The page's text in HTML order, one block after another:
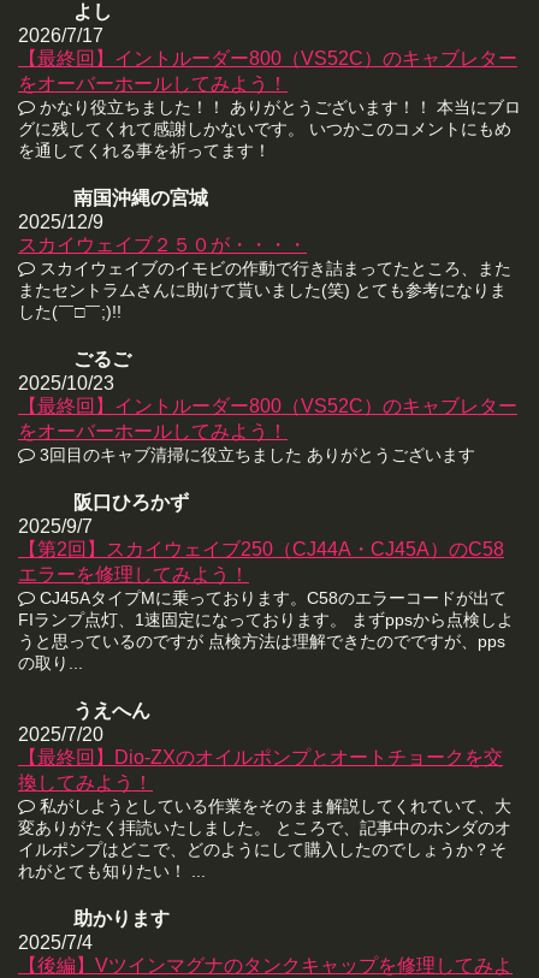
よし
2026/7/17
【最終回】イントルーダー800（VS52C）のキャブレター
をオーバーホールしてみよう！
かなり役立ちました！！ ありがとうございます！！ 本当にブロ
グに残してくれて感謝しかないです。 いつかこのコメントにもめ
を通してくれる事を祈ってます！
南国沖縄の宮城
2025/12/9
スカイウェイブ２５０が・・・・
スカイウェイブのイモビの作動で行き詰まってたところ、また
またセントラムさんに助けて貰いました(笑) とても参考になりま
した(￣□￣;)!!
ごるご
2025/10/23
【最終回】イントルーダー800（VS52C）のキャブレター
をオーバーホールしてみよう！
3回目のキャブ清掃に役立ちました ありがとうございます
阪口ひろかず
2025/9/7
【第2回】スカイウェイブ250（CJ44A・CJ45A）のC58
エラーを修理してみよう！
CJ45AタイプMに乗っております。C58のエラーコードが出て
FIランプ点灯、1速固定になっております。 まずppsから点検しよ
うと思っているのですが 点検方法は理解できたのでですが、pps
の取り...
うえへん
2025/7/20
【最終回】Dio-ZXのオイルポンプとオートチョークを交
換してみよう！
私がしようとしている作業をそのまま解説してくれていて、大
変ありがたく拝読いたしました。 ところで、記事中のホンダのオ
イルポンプはどこで、どのようにして購入したのでしょうか？そ
れがとても知りたい！ ...
助かります
2025/7/4
【後編】Vツインマグナのタンクキャップを修理してみよ